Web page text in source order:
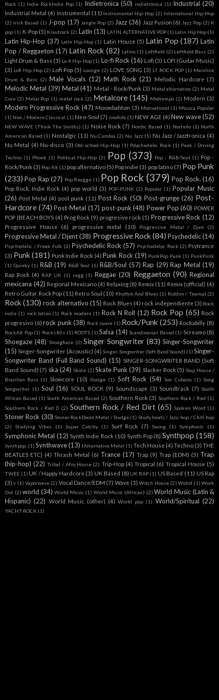
Rock (1) Indie RockIndie Pop (1) Indietronica (50) indietrónica (1) Industrial (20)
Industrial Metal (4) instrumental (11) Instrumental Hip-Hop (2) International Hip-Hop
(2) Irish Based (1) J-pop (17) Jangle Pop (2) Jazz (36) Jazz Fusion (6) Jazz Pop (2) K
pop (1) K-Pop (5) Krautrock (2) Latin (13) LATIN ALTERNATIVE POP (1) Latin Hip Hop (1)
Latin Hip-Hop (37) Latín Hip-Hop (1) Latin House (5) Latin Pop (187) Latin
Pop / Reggaeton (17) Latin Rock (82) Latino (1) Leftfield (2) Leftfield Bass (2)
Light Drum & Bass (3) Lo-fi Hip-Hop (1) Lo-fi Rock (16) Lofi (5) LOFI (Guitar Music)
(3) Lofi Hip-Hop (2) Lofi Pop (5) Lounge (2) LOVE SONG (3) LT ROCK POP (1) Mainline
Drum & Bass (2) Male Vocals (12) Math Rock (21) Melodic Hardcore (7)
Melodic Metal (39) Metal (41) Metal - Rock/Punk (3) Metal alternativo (2) Metal
Core (2) Metal Pop (1) metal rock (2) Metalcore (145) Midtempo (2) Modern (3)
Modern Progressive Rock (47) Moombahton (3) Motivational (1) Música Popular
(1) Neo / Modern Classical (1) Neo-Soul (7) neofolk (1) NEW AGE (4) New wave (52)
NEW WAVE (Think The Smiths) (1) Noise Rock (7) Nordic Based (1) Norteño (1) North
American Based (1) Nostalgic (11) Nu Cumbia (2) Nu Jazz (1) Nu Jazz / Jazztronica (4)
Nu Metal (4) Nu-disco (3) Old-school Hip-Hop (1) Pdychedelic Rock (1) Peak / Driving
Techno (1) Phonk (1) Political Hip-Hop (2) Pop (373) Pop - R&B/Soul (1) Pop -
Rock/Punk (3) Pop Alt (1) pop alternativo (5) Pop indie (3) pop latino (7) Pop Punk
(233) Pop Rap (27) Pop Reagge (1) Pop Rock (379) Pop Rock. (16)
Pop Rock. Indie Rock (4) pop world (3) POP-PUNK (2) Popular (1) Popular Music
(26) Post Metal (4) post punk (11) Post Rock (50) Post-grunge (26) Post-
Hardcore (74) Post-Metal (17) post-punk (48) Power Pop (60) POWER
POP (BEACH BOYS (4) Prog Rock (9) progresive rock (5) Progressive Rock (12)
Progressive House (6) progressive metal (10) Progressive Metal / Djen (2)
Progressive Metal / Djent (38) Progressive Rock (84) Psychedelic(14)
Psychedelic / Freak Folk (2) Psychedelic Rock (57) Psychedelyc Rock (2) Psytrance
(3) Punk (181) Punk Indie Rock (4) Punk Rock (19) PunkPop Punk (1) PunkPunk
(1) Quieky (1) R&B (19) R&B Soul (1) R&B/Soul (57) Rap (29) Rap Metal (19)
Rap Rock (4) RAP UK (1) regg (1) Reggae (20) Reggaeton (90) Regional
mexicana (42) Regional Mexicano (4) Relaxing (8) Remix (11) Remix (official) (4)
Retro Guitar Rock Pop (11) Retro Soul (10) Rhythm And Blues (1) Riddim / Tearout (2)
Rock (130) rock alternativo (15) Rock Blues (4) rock independiente (3) Rock
indie (1) rock latino (1) Rock modern (1) Rock N Roll (12) Rock Pop (65) Rock
progresivo (6) rock punk (38) Rock suave (1) Rock/Punk (253) Rockabilly (8)
RockAlt Pop (1) Rocks 80s (1) ROOTS (1) Salsa (14) Scandinavian Based (1) Screamo (8)
Shoegaze (48) Shoeghaze (2) Singer Songwriter (83) Singer-Songwriter
(15) Singer-Songwriter (Acoustic) (4) Singer-Songwriter (Soft Band Sound) (1) Singer-
Songwriter Band (Full Band Sound) (15) SINGER-SONGWRITER BAND (Soft
Band Sound) (7) ska (24) Skate (2) Skate Punk (39) Slacker Rock (5) Slap House /
Brazilian Bass (1) Slowcore (10) Sludge (1) Soft Rock (54) Son Cubano (1) Song
Songwriter (1) Soul (16) SOUL ROCK (9) Soundscape (3) Soundtrack (7) South
African Based (1) South American Based (2) Southern Rock (3) Southern Rock / Red (1)
Southern Rock / Red D (2) Southern Rock / Red Dirt (65) Spoken Word (1)
Stoner Rock (30) Stoner RockDoom Metal / Sludge (1) Study beats / Jazz-hop / Chill-hop
(2)
Studying Vibes (1) Super Catchy (1) Surf Rock (7) Swing (1) Symphonic (1)
Symphonic Metal (12) Synth Indie Rock (10) Synth Pop (8) Synthpop (158)
Synthpop. (1) Synthwave (13) tAlternative Metal (1) Tech House (4) Techno (3) THE
BEATLES ETC) (4) Thrash Metal (6) Trance (17) Trap (9) Trap (EDM) (5) Trap
(hip-hop) (22) Tribal / Afro House (2) Trip-Hop (4) Tropical (6) Tropical House (5)
TWEE (1) UK / Happy Hardcore (3) UK Based (8) UK RAP (1) US Based (11) US Rap
(3) v (1) Vaporwave (2) Vocal Dance/EDM (7) Wave (3) Witch House (2) Wolrd (1) Work
Out (2) world (34) World Music (1) World Music (African) (2) World Music (Latin &
Hispanic) (22) World Music (other) (4) World pop (1) World/Spiritual (22)
YACHT ROCK (1)